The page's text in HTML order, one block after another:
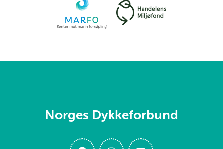
Norges Dykkeforbund